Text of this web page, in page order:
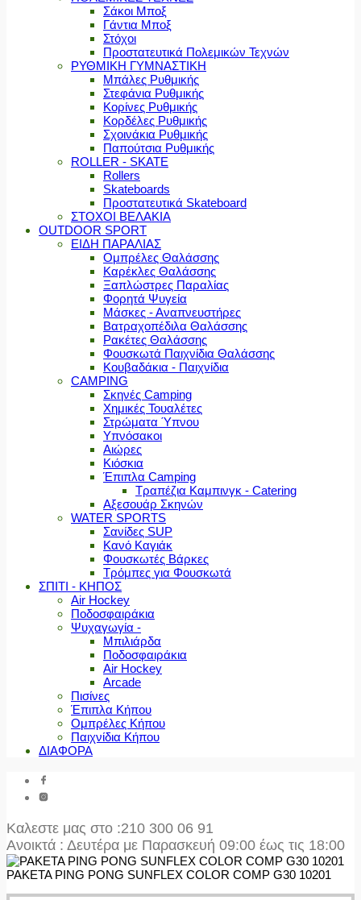
Σάκοι Μποξ
Γάντια Μποξ
Στόχοι
Προστατευτικά Πολεμικών Τεχνών
ΡΥΘΜΙΚΗ ΓΥΜΝΑΣΤΙΚΗ
Μπάλες Ρυθμικής
Στεφάνια Ρυθμικής
Κορίνες Ρυθμικής
Κορδέλες Ρυθμικής
Σχοινάκια Ρυθμικής
Παπούτσια Ρυθμικής
ROLLER - SKATE
Rollers
Skateboards
Προστατευτικά Skateboard
ΣΤΟΧΟΙ ΒΕΛΑΚΙΑ
OUTDOOR SPORT
ΕΙΔΗ ΠΑΡΑΛΙΑΣ
Ομπρέλες Θαλάσσης
Καρέκλες Θαλάσσης
Ξαπλώστρες Παραλίας
Φορητά Ψυγεία
Μάσκες - Αναπνευστήρες
Βατραχοπέδιλα Θαλάσσης
Ρακέτες Θαλάσσης
Φουσκωτά Παιχνίδια Θαλάσσης
Κουβαδάκια - Παιχνίδια
CAMPING
Σκηνές Camping
Χημικές Τουαλέτες
Στρώματα Ύπνου
Υπνόσακοι
Αιώρες
Κιόσκια
Έπιπλα Camping
Τραπέζια Καμπινγκ - Catering
Αξεσουάρ Σκηνών
WATER SPORTS
Σανίδες SUP
Κανό Καγιάκ
Φουσκωτές Βάρκες
Τρόμπες για Φουσκωτά
ΣΠΙΤΙ - ΚΗΠΟΣ
Air Hockey
Ποδοσφαιράκια
Ψυχαγωγία -
Μπιλιάρδα
Ποδοσφαιράκια
Air Hockey
Arcade
Πισίνες
Έπιπλα Κήπου
Ομπρέλες Κήπου
Παιχνίδια Κήπου
ΔΙΑΦΟΡΑ
Καλεστε μας στο :210 300 06 91
Ανοικτά : Δευτέρα με Παρασκευή 09:00 έως τις 18:00
ΡΑΚΕΤΑ PING PONG SUNFLEX COLOR COMP G30 10201